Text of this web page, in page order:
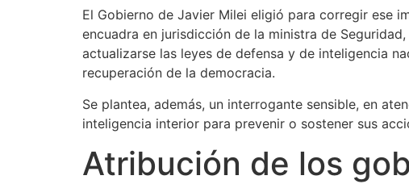
El Gobierno de Javier Milei eligió para corregir ese
encuadra en jurisdicción de la ministra de
actualizarse las leyes de defensa y de inteligencia
recuperación de la democracia.
Se plantea, además, un interrogante sensible, en
inteligencia interior para prevenir o sostener sus
Atribución de los